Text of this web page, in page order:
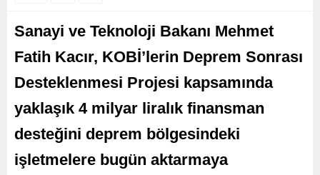
Sanayi ve Teknoloji Bakanı Mehmet
Fatih Kacır, KOBİ’lerin Deprem Sonrası
Desteklenmesi Projesi kapsamında
yaklaşık 4 milyar liralık finansman
desteğini deprem bölgesindeki
işletmelere bugün aktarmaya